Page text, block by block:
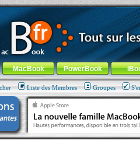
100% nomade !
menu général-Aller au menu de
MacBook PowerBook
Liste des Membres Groupes